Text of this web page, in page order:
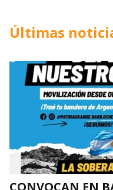
Últimas
CONVOCAN EN